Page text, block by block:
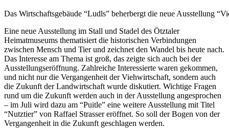
Das Wirtschaftsgebäude “Ludls” beherbergt die neue Ausstellung
Eine neue Ausstellung im Stall und Stadel des Ötztaler
Heimatmuseums thematisiert die historischen Verbindungen
zwischen Mensch und Tier und zeichnet den Wandel bis heute nach.
Das Interesse am Thema ist groß, das zeigte sich auch bei der
Ausstellungseröffnung. Zahlreiche Interessierte waren gekommen,
und nicht nur die Vergangenheit der Viehwirtschaft, sondern auch
die Zukunft der Landwirtschaft wurde diskutiert. Wichtige Fragen
rund um die Zukunft werden auch in der Ausstellung angesprochen
– im Juli wird dazu am “Puitle” eine weitere Ausstellung mit Titel
“Nutztier” von Raffael Strasser eröffnet. So soll der Bogen von der
Vergangenheit in die Zukunft geschlagen werden.